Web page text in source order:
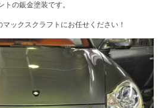
の鈑金塗装です。
ックスクラフトにお任せください！